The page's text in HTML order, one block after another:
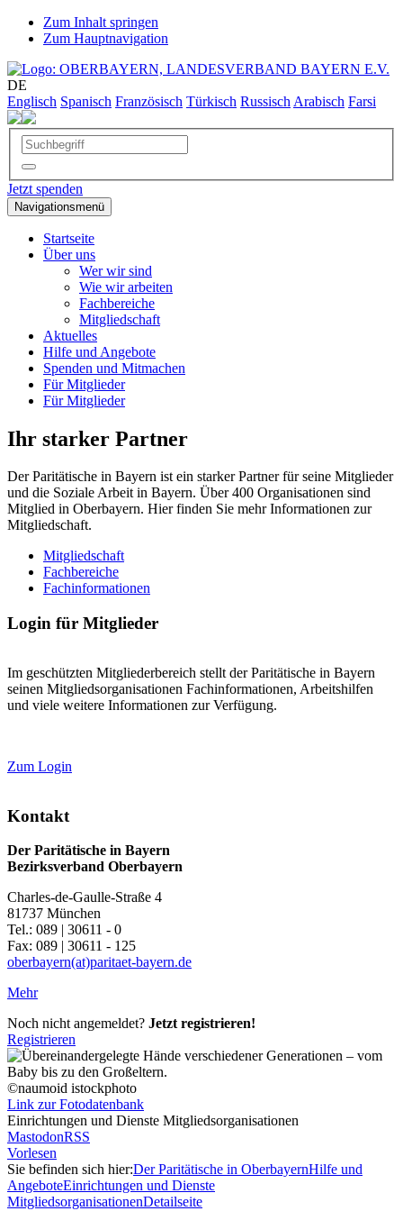
Zum Inhalt springen
Zum Hauptnavigation
DE
Englisch Spanisch Französisch Türkisch Russisch Arabisch Farsi
Jetzt spenden
Navigationsmenü
Startseite
Über uns
Wer wir sind
Wie wir arbeiten
Fachbereiche
Mitgliedschaft
Aktuelles
Hilfe und Angebote
Spenden und Mitmachen
Für Mitglieder
Für Mitglieder
Ihr starker Partner
Der Paritätische in Bayern ist ein starker Partner für seine Mitglieder
und die Soziale Arbeit in Bayern. Über 400 Organisationen sind
Mitglied in Oberbayern. Hier finden Sie mehr Informationen zur
Mitgliedschaft.
Mitgliedschaft
Fachbereiche
Fachinformationen
Login für Mitglieder
Im geschützten Mitgliederbereich stellt der Paritätische in Bayern
seinen Mitgliedsorganisationen Fachinformationen, Arbeitshilfen
und viele weitere Informationen zur Verfügung.
Zum Login
Kontakt
Der Paritätische in Bayern
Bezirksverband Oberbayern
Charles-de-Gaulle-Straße 4
81737 München
Tel.: 089 | 30611 - 0
Fax: 089 | 30611 - 125
oberbayern(at)paritaet-bayern.de
Mehr
Noch nicht angemeldet? Jetzt registrieren!
Registrieren
©naumoid istockphoto
Link zur Fotodatenbank
Einrichtungen und Dienste Mitgliedsorganisationen
MastodonRSS
Vorlesen
Sie befinden sich hier:Der Paritätische in OberbayernHilfe und
AngeboteEinrichtungen und Dienste
MitgliedsorganisationenDetailseite